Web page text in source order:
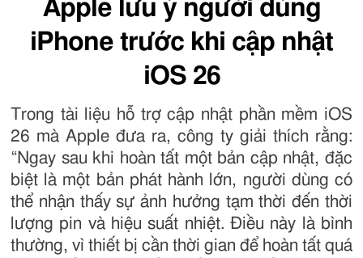
Apple lưu ý người dùng
iPhone trước khi cập nhật
iOS 26
Trong tài liệu hỗ trợ cập nhật phần mềm iOS
26 mà Apple đưa ra, công ty giải thích rằng:
“Ngay sau khi hoàn tất một bản cập nhật, đặc
biệt là một bản phát hành lớn, người dùng có
thể nhận thấy sự ảnh hưởng tạm thời đến thời
lượng pin và hiệu suất nhiệt. Điều này là bình
thường, vì thiết bị cần thời gian để hoàn tất quá